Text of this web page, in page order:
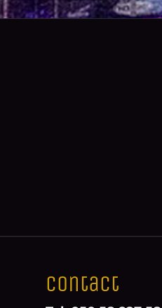
Contact